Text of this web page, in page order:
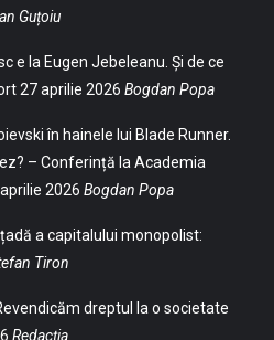
Guțoiu
e la Eugen Jebeleanu. Și de ce
27 aprilie 2026 Bogdan Popa
în hainele lui Blade Runner.
– Conferință la Academia
2026 Bogdan Popa
a capitalului monopolist:
Tiron
dreptul la o societate
Redacția